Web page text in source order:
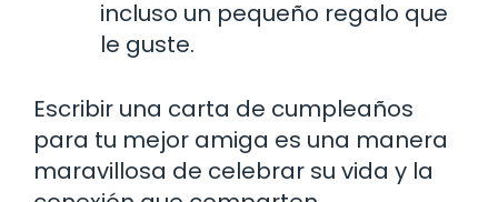
incluso un pequeño regalo que
le guste.
Escribir una carta de cumpleaños
para tu mejor amiga es una manera
maravillosa de celebrar su vida y la